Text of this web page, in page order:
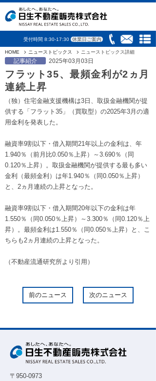
受付時間 8:30-17:30 休業日ご案内
HOME ニューストピックス ニューストピックス詳細
記事紹介 2025年03月03日
フラット35、最頻金利が2ヵ月
連続上昇
（独）住宅金融支援機構は3日、取扱金融機関が提
供する「フラット35」（買取型）の2025年3月の適
用金利を発表した。
融資率9割以下・借入期間21年以上の金利は、年
1.940％（前月比0.050％上昇）～3.690％（同
0.120％上昇）。取扱金融機関が提供する最も多い
金利（最頻金利）は年1.940％（同0.050％上昇）
と、2ヵ月連続の上昇となった。
融資率9割以下・借入期間20年以下の金利は年
1.550％（同0.050％上昇）～3.300％（同0.120％上
昇）。最頻金利は1.550％（同0.050％上昇）と、こ
ちらも2ヵ月連続の上昇となった。
（不動産流通研究所より引用）
前のニュース 次のニュース
〒950-0973